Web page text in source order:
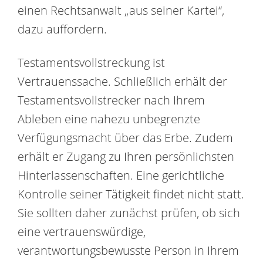
einen Rechtsanwalt „aus seiner Kartei“,
dazu auffordern.
Testamentsvollstreckung ist
Vertrauenssache. Schließlich erhält der
Testamentsvollstrecker nach Ihrem
Ableben eine nahezu unbegrenzte
Verfügungsmacht über das Erbe. Zudem
erhält er Zugang zu Ihren persönlichsten
Hinterlassenschaften. Eine gerichtliche
Kontrolle seiner Tätigkeit findet nicht statt.
Sie sollten daher zunächst prüfen, ob sich
eine vertrauenswürdige,
verantwortungsbewusste Person in Ihrem